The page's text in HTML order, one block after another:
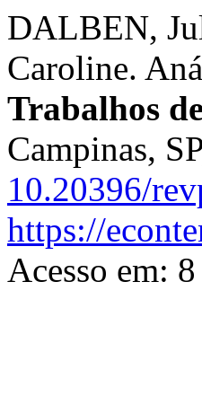
DALBEN,
Caroline.
Trabalhos
Campinas,
10.20396/
https://
Acesso em: